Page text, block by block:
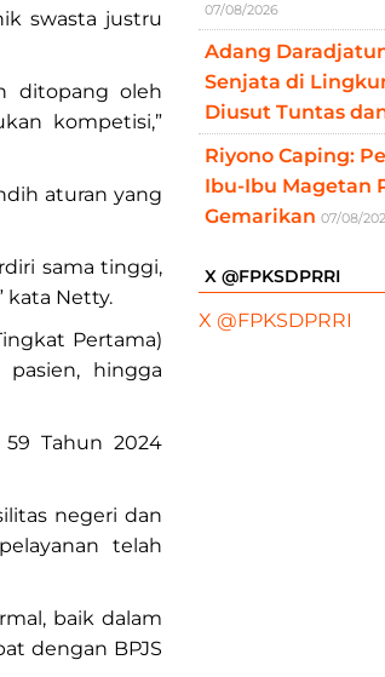
swasta justru
ditopang oleh
kompetisi,”
aturan yang
sama tinggi,
kata Netty.
Pertama)
hingga
Tahun 2024
negeri dan
telah
baik dalam
dengan BPJS
07/08/2026
Adang
Senjata di
Diusut Tuntas
Riyono Caping:
Ibu-Ibu Magetan
Gemarikan 07/08/
X @FPKSDPRRI
X @FPKSDPRRI